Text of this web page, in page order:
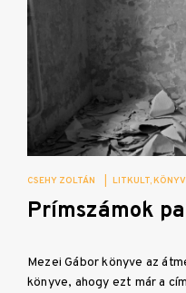
CSEHY ZOLTÁN LITKULT
Prímszámok
Mezei Gábor könyve az
könyve, ahogy ezt már a